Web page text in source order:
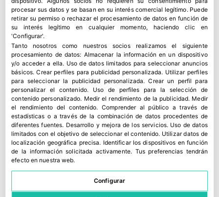
procesar sus datos y se basan en su interés comercial legítimo. Puede
retirar su permiso o rechazar el procesamiento de datos en función de
su interés legítimo en cualquier momento, haciendo clic en
'Configurar'.
Tanto nosotros como nuestros socios realizamos el siguiente
procesamiento de datos: Almacenar la información en un dispositivo
y/o acceder a ella. Uso de datos limitados para seleccionar anuncios
básicos.Crear perfiles para publicidad personalizada. Utilizar perfiles
para seleccionar la publicidad personalizada.Crear un perfil para
personalizar el contenido. Uso de perfiles para la selección de
contenido personalizado. Medir el rendimiento de la publicidad. Medir
el rendimiento del contenido.Comprender al público a través de
estadísticas o a través de la combinación de datos procedentes de
diferentes fuentes. Desarrollo y mejora de los servicios. Uso de datos
limitados con el objetivo de seleccionar el contenido. Utilizar datos de
localización geográfica precisa. Identificar los dispositivos en función
de la información solicitada activamente. Tus preferencias tendrán
efecto en nuestra web.
Configurar